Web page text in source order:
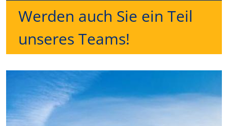
Werden auch Sie ein Teil
unseres Teams!